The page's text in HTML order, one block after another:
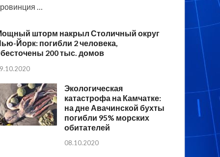
…
шторм накрыл Столичный округ
Йорк: погибли 2 человека,
200 тыс. домов
Экологическая
катастрофа на Камчатке:
на дне Авачинской бухты
погибли 95% морских
обитателей
08.10.2020